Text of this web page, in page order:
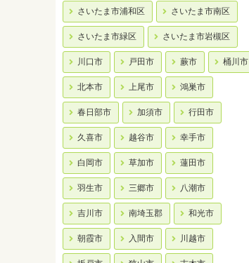
さいたま市浦和区 さいたま市南区
さいたま市緑区 さいたま市岩槻区
川口市 戸田市 蕨市 桶川市
北本市 上尾市 鴻巣市
春日部市 加須市 行田市
久喜市 越谷市 幸手市
白岡市 草加市 蓮田市
羽生市 三郷市 八潮市
吉川市 南埼玉郡 和光市
朝霞市 入間市 川越市